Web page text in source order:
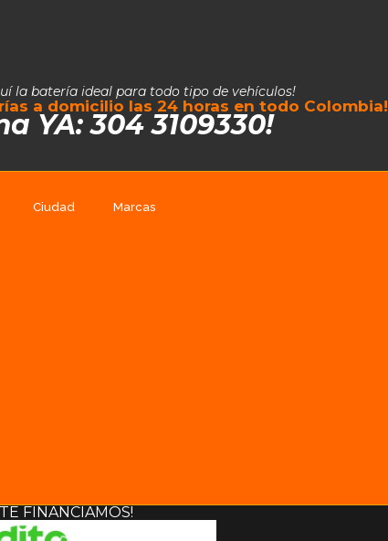
la batería ideal para todo tipo de vehículos!
a domicilio las 24 horas en todo Colombia!
YA: 304 3109330!
Ciudad Marcas
FINANCIAMOS!